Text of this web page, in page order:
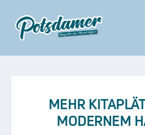
MEHR
MODERNEM